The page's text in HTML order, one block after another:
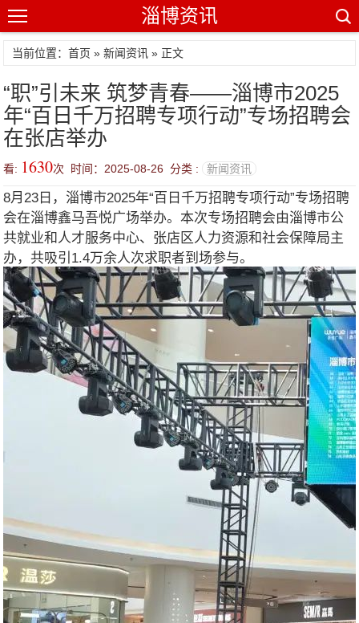
淄博资讯
当前位置：首页 »新闻资讯 » 正文
“职”引未来 筑梦青春——淄博市2025
年“百日千万招聘专项行动”专场招聘会
在张店举办
看: 1630次 时间：2025-08-26 分类 : 新闻资讯
8月23日，淄博市2025年“百日千万招聘专项行动”专场招聘
会在淄博鑫马吾悦广场举办。本次专场招聘会由淄博市公
共就业和人才服务中心、张店区人力资源和社会保障局主
办，共吸引1.4万余人次求职者到场参与。